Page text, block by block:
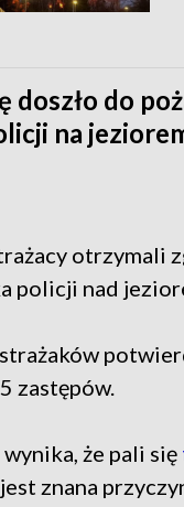
doszło do
na
otrzymali
policji nad
zastępów.
że pali się
znana